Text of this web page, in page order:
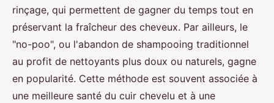
rinçage, qui permettent de gagner du temps tout en
préservant la fraîcheur des cheveux. Par ailleurs, le
"no-poo", ou l'abandon de shampooing traditionnel
au profit de nettoyants plus doux ou naturels, gagne
en popularité. Cette méthode est souvent associée à
une meilleure santé du cuir chevelu et à une